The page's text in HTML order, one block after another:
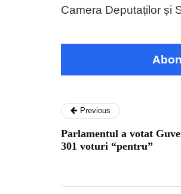
Camera Deputaților și
Previous
Parlamentul a votat
301 voturi “pentru”